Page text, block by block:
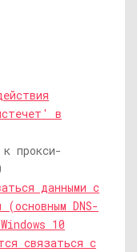
в
к прокси-
данными с
(основным DNS-
10
связаться с